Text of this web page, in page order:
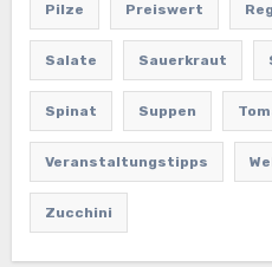
Pilze Preiswert
Salate Sauerkraut
Spinat Suppen
Veranstaltungstipps
Zucchini